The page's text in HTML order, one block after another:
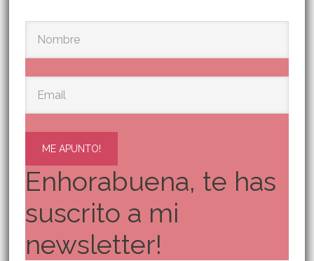
ME APUNTO!
Enhorabuena, te has
suscrito a mi
newsletter!